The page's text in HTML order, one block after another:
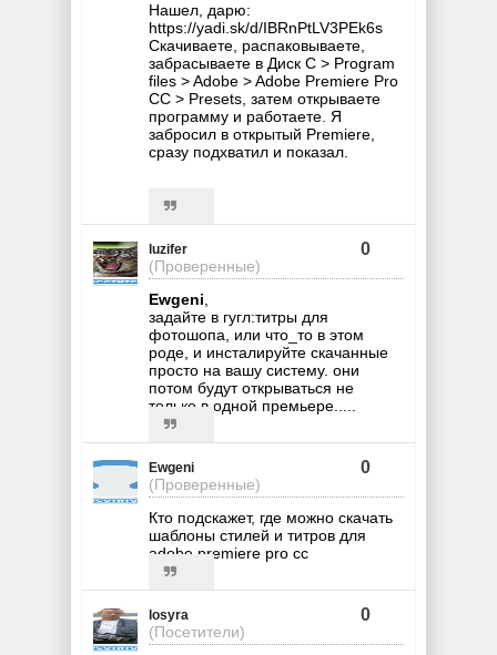
Нашел, дарю:
https://yadi.sk/d/IBRnPtLV3PEk6s
Скачиваете, распаковываете,
забрасываете в Диск С > Program
files > Adobe > Adobe Premiere Pro
CC > Presets, затем открываете
программу и работаете. Я
забросил в открытый Premiere,
сразу подхватил и показал.
luzifer
(Проверенные)
0
Ewgeni
задайте в гугл:титры для
фотошопа, или что_то в этом
роде, и инсталируйте скачанные
просто на вашу систему. они
потом будут открываться не
только в одной премьере.....
Ewgeni
(Проверенные)
0
Кто подскажет, где можно скачать
шаблоны стилей и титров для
adobe premiere pro cc
losyra
(Посетители)
0